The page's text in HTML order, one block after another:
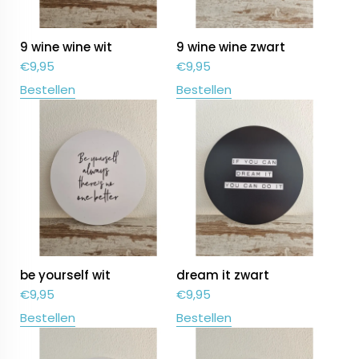
9 wine wine wit
€9,95
Bestellen
9 wine wine zwart
€9,95
Bestellen
be yourself wit
€9,95
Bestellen
dream it zwart
€9,95
Bestellen